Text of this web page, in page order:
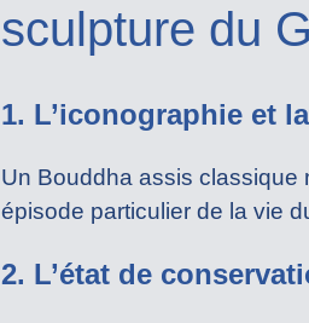
sculpture du
1. L’iconographie et
Un Bouddha assis classique
épisode particulier de la vie
2. L’état de